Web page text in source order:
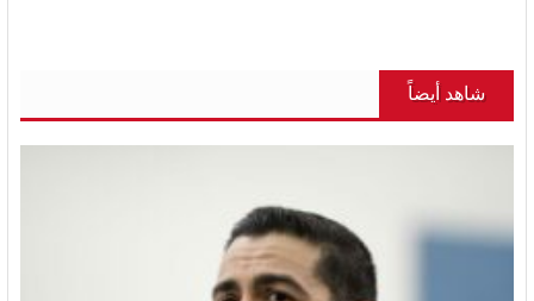
شاهد أيضاً